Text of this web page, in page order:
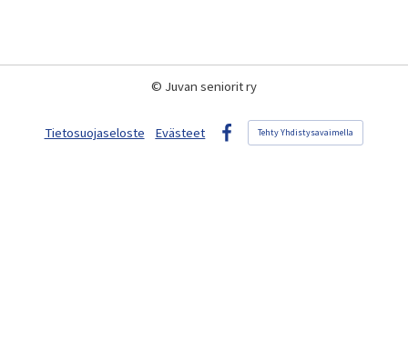
© Juvan seniorit ry
Tietosuojaseloste
Evästeet
Facebook
Tehty Yhdistysavaimella